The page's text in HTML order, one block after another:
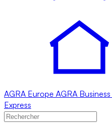
AGRA Europe AGRA Business
Express